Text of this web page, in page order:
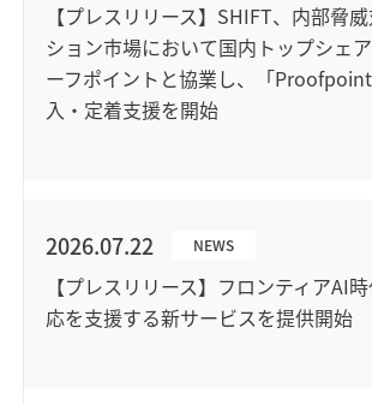
【プレスリリース】SHIFT、内部脅
ション市場において国内トップシェ
ーフポイントと協業し、「
入・定着支援を開始
2026.07.22 NEWS
【プレスリリース】フロンティアAI
応を支援する新サービスを提供開始